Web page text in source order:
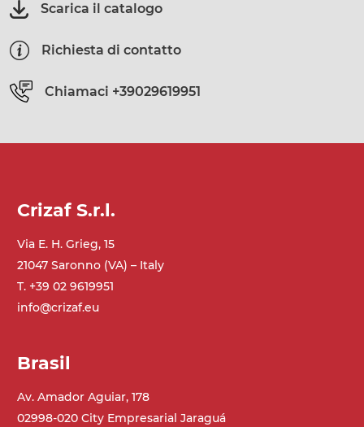
Scarica il catalogo
Richiesta di contatto
Chiamaci +39029619951
Crizaf S.r.l.
Via E. H. Grieg, 15
21047 Saronno (VA) – Italy
T. +39 02 9619951
info@crizaf.eu
Brasil
Av. Amador Aguiar, 178
02998-020 City Empresarial Jaraguá